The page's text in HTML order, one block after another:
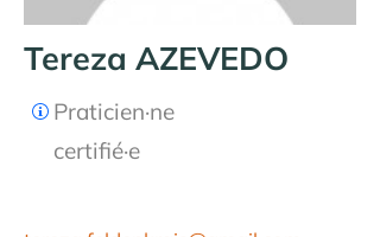
Tereza AZEVEDO
Praticien·ne
certifié·e